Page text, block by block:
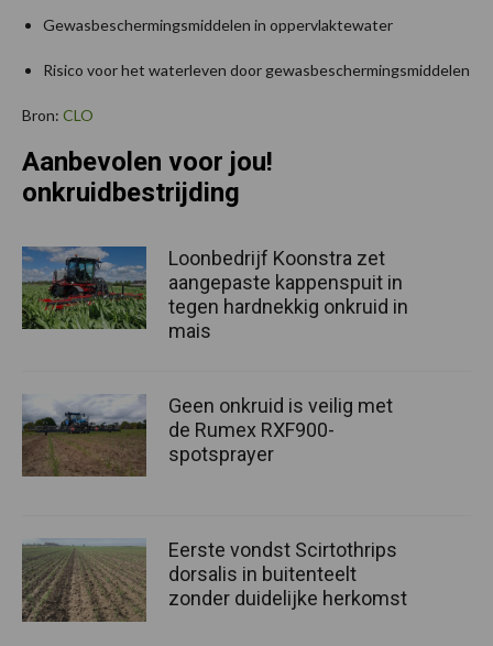
Gewasbeschermingsmiddelen in oppervlaktewater
Risico voor het waterleven door gewasbeschermingsmiddelen
Bron: CLO
Aanbevolen voor jou!
onkruidbestrijding
Loonbedrijf Koonstra zet
aangepaste kappenspuit in
tegen hardnekkig onkruid in
mais
Geen onkruid is veilig met
de Rumex RXF900-
spotsprayer
Eerste vondst Scirtothrips
dorsalis in buitenteelt
zonder duidelijke herkomst